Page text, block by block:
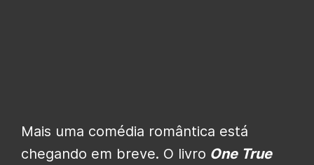
Mais uma comédia romântica está
chegando em breve. O livro One True